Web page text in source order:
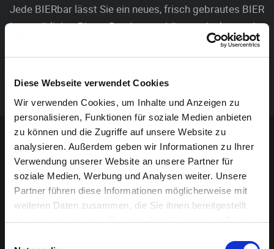
Diese Webseite verwendet Cookies
Wir verwenden Cookies, um Inhalte und Anzeigen zu
personalisieren, Funktionen für soziale Medien anbieten
zu können und die Zugriffe auf unsere Website zu
analysieren. Außerdem geben wir Informationen zu Ihrer
Verwendung unserer Website an unsere Partner für
soziale Medien, Werbung und Analysen weiter. Unsere
Partner führen diese Informationen möglicherweise mit
weiteren Daten zusammen, die Sie ihnen bereitgestellt
haben oder die sie im Rahmen Ihrer Nutzung der Dienste
Jede BIERbar lässt Sie ein neues, frisch gebrautes BIER
in gemütlicher Bistro-Bar-Atmosphäre entdecken und
ausprobBIERen. Selbstverständlich werden zusätzlich
noch andere Getränke vom Bar-Service angeboten.
Herzlich willkommen!
Sponsoren-Inhalt